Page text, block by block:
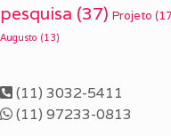
pesquisa (37) Projeto
Augusto (13)
(11) 3032-5411
(11) 97233-0813